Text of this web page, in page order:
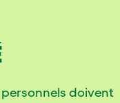
doivent